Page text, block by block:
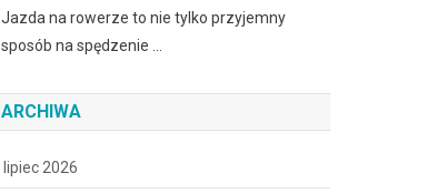
Jazda na rowerze to nie tylko przyjemny
sposób na spędzenie …
ARCHIWA
lipiec 2026